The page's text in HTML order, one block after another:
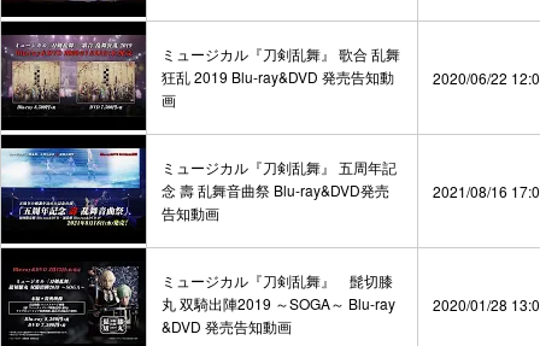
ミュージカル『刀剣乱舞』 歌合 乱舞
狂乱 2019 Blu-ray&DVD 発売告知動
画
2020/06/22
ミュージカル『刀剣乱舞』 五周年記
念 壽 乱舞音曲祭 Blu-ray&DVD発売
告知動画
2021/08/16
ミュージカル『刀剣乱舞』 髭切膝
丸 双騎出陣2019 ～SOGA～ Blu-ray
&DVD 発売告知動画
2020/01/28